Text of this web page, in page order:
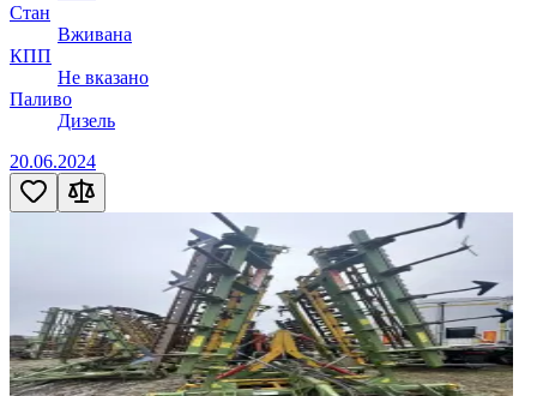
Стан
Вживана
КПП
Не вказано
Паливо
Дизель
20.06.2024